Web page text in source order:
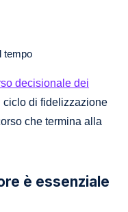
tempo
decisionale dei
ciclo di fidelizzazione
che termina alla
è essenziale